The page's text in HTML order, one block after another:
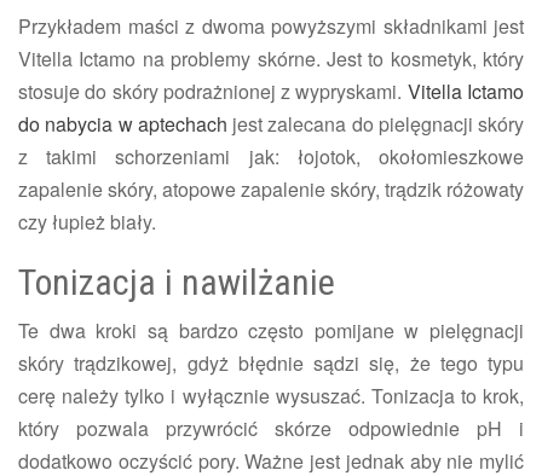
Przykładem maści z dwoma powyższymi składnikami jest
Vitella Ictamo na problemy skórne. Jest to kosmetyk, który
stosuje do skóry podrażnionej z wypryskami. Vitella Ictamo
do nabycia w aptechach jest zalecana do pielęgnacji skóry
z takimi schorzeniami jak: łojotok, okołomieszkowe
zapalenie skóry, atopowe zapalenie skóry, trądzik różowaty
czy łupież biały.
Tonizacja i nawilżanie
Te dwa kroki są bardzo często pomijane w pielęgnacji
skóry trądzikowej, gdyż błędnie sądzi się, że tego typu
cerę należy tylko i wyłącznie wysuszać. Tonizacja to krok,
który pozwala przywrócić skórze odpowiednie pH i
dodatkowo oczyścić pory. Ważne jest jednak aby nie mylić